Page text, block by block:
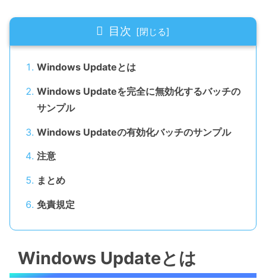
目次
Windows Updateとは
Windows Updateを完全に無効化するバッチの
サンプル
Windows Updateの有効化バッチのサンプル
注意
まとめ
免責規定
Windows Updateとは